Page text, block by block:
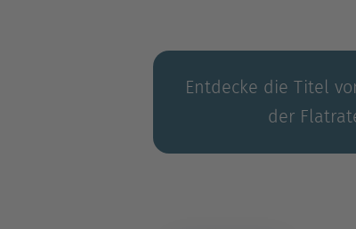
Entdecke die Titel
der